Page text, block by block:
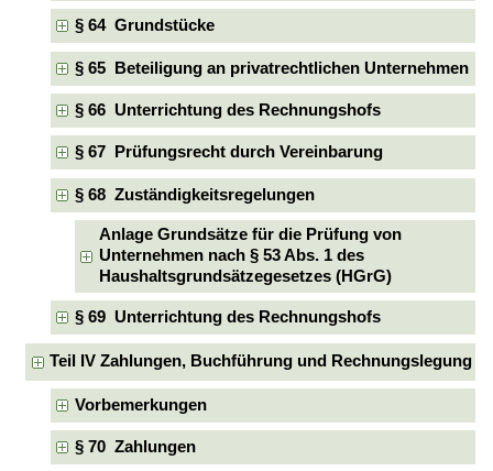
§ 64 Grundstücke
§ 65 Beteiligung an privatrechtlichen Unternehmen
§ 66 Unterrichtung des Rechnungshofs
§ 67 Prüfungsrecht durch Vereinbarung
§ 68 Zuständigkeitsregelungen
Anlage Grundsätze für die Prüfung von
Unternehmen nach § 53 Abs. 1 des
Haushaltsgrundsätzegesetzes (HGrG)
§ 69 Unterrichtung des Rechnungshofs
Teil IV Zahlungen, Buchführung und Rechnungslegung
Vorbemerkungen
§ 70 Zahlungen